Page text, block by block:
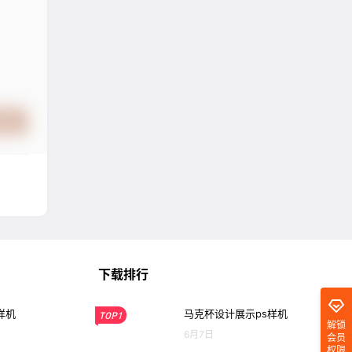
解锁
会员
机
下载排行
TOP1 马克杯设计展示ps样机
6月7日